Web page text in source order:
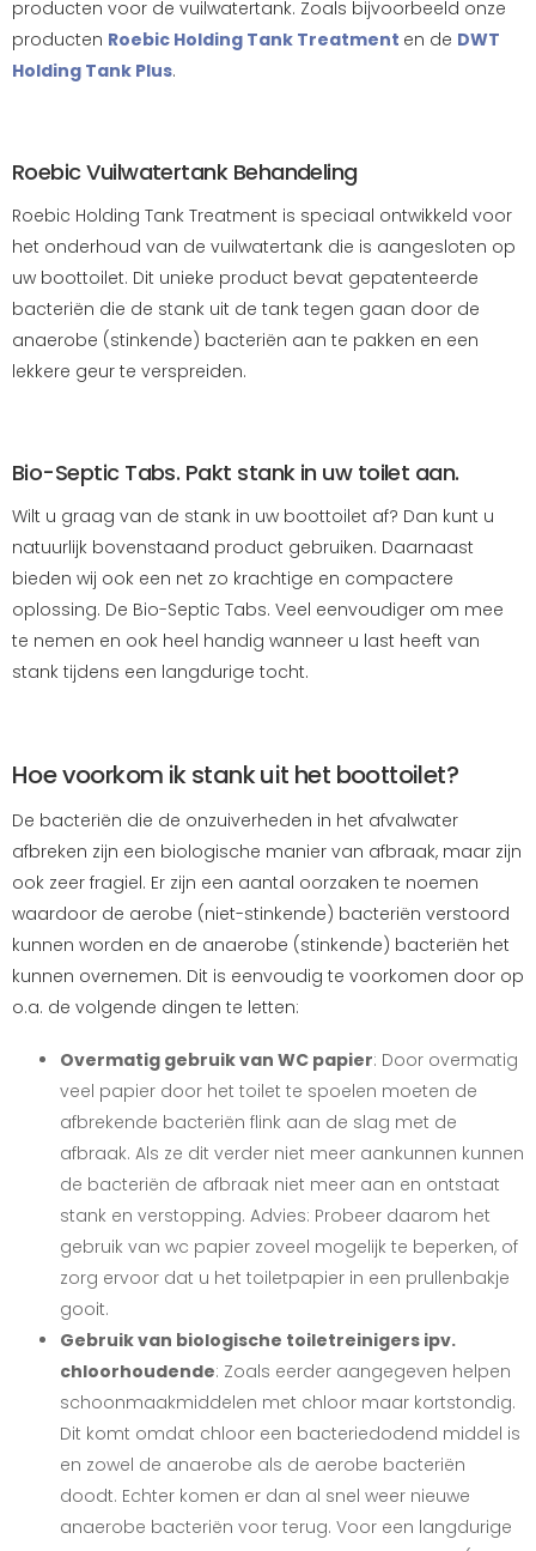
producten voor de vuilwatertank. Zoals bijvoorbeeld onze
producten Roebic Holding Tank Treatment en de DWT
Holding Tank Plus.
Roebic Vuilwatertank Behandeling
Roebic Holding Tank Treatment is speciaal ontwikkeld voor
het onderhoud van de vuilwatertank die is aangesloten op
uw boottoilet. Dit unieke product bevat gepatenteerde
bacteriën die de stank uit de tank tegen gaan door de
anaerobe (stinkende) bacteriën aan te pakken en een
lekkere geur te verspreiden.
Bio-Septic Tabs. Pakt stank in uw toilet aan.
Wilt u graag van de stank in uw boottoilet af? Dan kunt u
natuurlijk bovenstaand product gebruiken. Daarnaast
bieden wij ook een net zo krachtige en compactere
oplossing. De Bio-Septic Tabs. Veel eenvoudiger om mee
te nemen en ook heel handig wanneer u last heeft van
stank tijdens een langdurige tocht.
Hoe voorkom ik stank uit het boottoilet?
De bacteriën die de onzuiverheden in het afvalwater
afbreken zijn een biologische manier van afbraak, maar zijn
ook zeer fragiel. Er zijn een aantal oorzaken te noemen
waardoor de aerobe (niet-stinkende) bacteriën verstoord
kunnen worden en de anaerobe (stinkende) bacteriën het
kunnen overnemen. Dit is eenvoudig te voorkomen door op
o.a. de volgende dingen te letten:
Overmatig gebruik van WC papier: Door overmatig
veel papier door het toilet te spoelen moeten de
afbrekende bacteriën flink aan de slag met de
afbraak. Als ze dit verder niet meer aankunnen kunnen
de bacteriën de afbraak niet meer aan en ontstaat
stank en verstopping. Advies: Probeer daarom het
gebruik van wc papier zoveel mogelijk te beperken, of
zorg ervoor dat u het toiletpapier in een prullenbakje
gooit.
Gebruik van biologische toiletreinigers ipv.
chloorhoudende: Zoals eerder aangegeven helpen
schoonmaakmiddelen met chloor maar kortstondig.
Dit komt omdat chloor een bacteriedodend middel is
en zowel de anaerobe als de aerobe bacteriën
doodt. Echter komen er dan al snel weer nieuwe
anaerobe bacteriën voor terug. Voor een langdurige